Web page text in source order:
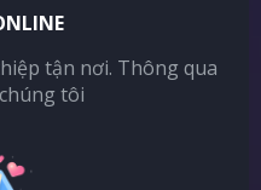
tận nơi. Thông qua
tôi